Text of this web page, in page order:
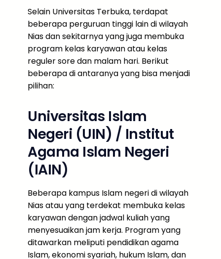
Selain Universitas Terbuka, terdapat
beberapa perguruan tinggi lain di wilayah
Nias dan sekitarnya yang juga membuka
program kelas karyawan atau kelas
reguler sore dan malam hari. Berikut
beberapa di antaranya yang bisa menjadi
pilihan:
Universitas Islam
Negeri (UIN) / Institut
Agama Islam Negeri
(IAIN)
Beberapa kampus Islam negeri di wilayah
Nias atau yang terdekat membuka kelas
karyawan dengan jadwal kuliah yang
menyesuaikan jam kerja. Program yang
ditawarkan meliputi pendidikan agama
Islam, ekonomi syariah, hukum Islam, dan